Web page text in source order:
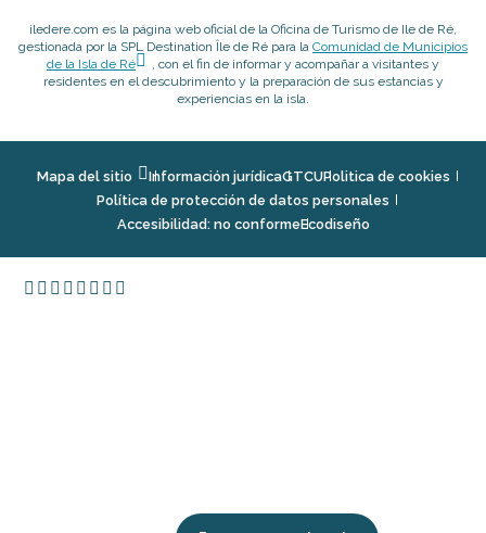
iledere.com es la página web oficial de la Oficina de Turismo de Ile de Ré,
gestionada por la SPL Destination Île de Ré para la Comunidad de Municipios
de la Isla de Ré
, con el fin de informar y acompañar a visitantes y
residentes en el descubrimiento y la preparación de sus estancias y
experiencias en la isla.
Mapa del sitio Información jurídicaGTCUPolitica de cookies
Política de protección de datos personales
Accesibilidad: no conformeEcodiseño